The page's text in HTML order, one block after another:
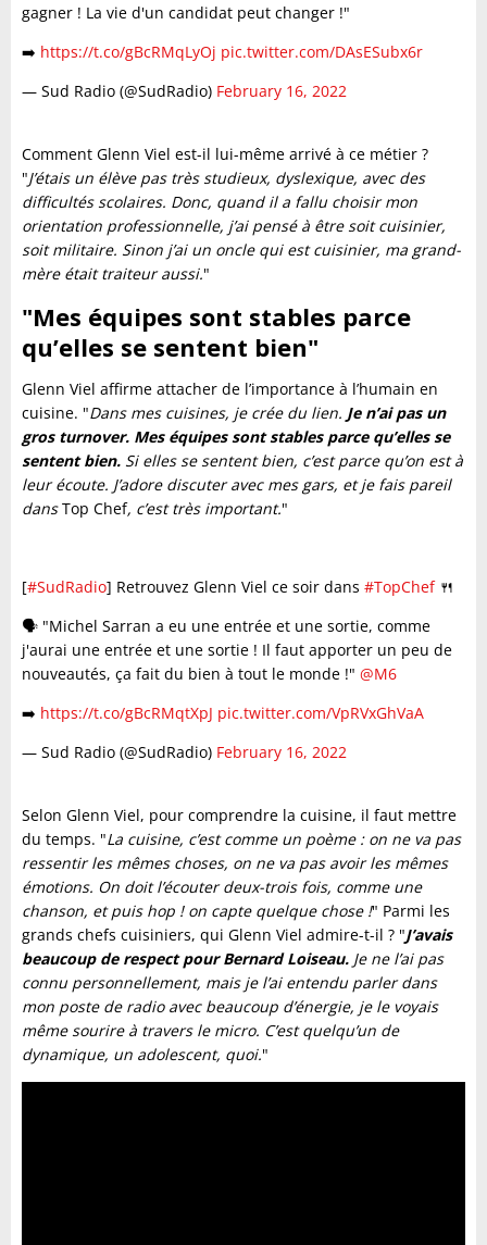
gagner ! La vie d'un candidat peut changer !"
➡️ https://t.co/gBcRMqLyOj pic.twitter.com/DAsESubx6r
— Sud Radio (@SudRadio) February 16, 2022
Comment Glenn Viel est-il lui-même arrivé à ce métier ?
"J’étais un élève pas très studieux, dyslexique, avec des
difficultés scolaires. Donc, quand il a fallu choisir mon
orientation professionnelle, j’ai pensé à être soit cuisinier,
soit militaire. Sinon j’ai un oncle qui est cuisinier, ma grand-
mère était traiteur aussi."
"Mes équipes sont stables parce
qu’elles se sentent bien"
Glenn Viel affirme attacher de l’importance à l’humain en
cuisine. "Dans mes cuisines, je crée du lien. Je n’ai pas un
gros turnover. Mes équipes sont stables parce qu’elles se
sentent bien. Si elles se sentent bien, c’est parce qu’on est à
leur écoute. J’adore discuter avec mes gars, et je fais pareil
dansTop Chef, c’est très important."
[#SudRadio] Retrouvez Glenn Viel ce soir dans #TopChef🍴
🗣️ "Michel Sarran a eu une entrée et une sortie, comme
j'aurai une entrée et une sortie ! Il faut apporter un peu de
nouveautés, ça fait du bien à tout le monde !" @M6
➡️ https://t.co/gBcRMqtXpJ pic.twitter.com/VpRVxGhVaA
— Sud Radio (@SudRadio) February 16, 2022
Selon Glenn Viel, pour comprendre la cuisine, il faut mettre
du temps. "La cuisine, c’est comme un poème : on ne va pas
ressentir les mêmes choses, on ne va pas avoir les mêmes
émotions. On doit l’écouter deux-trois fois, comme une
chanson, et puis hop ! on capte quelque chose !" Parmi les
grands chefs cuisiniers, qui Glenn Viel admire-t-il ? "J’avais
beaucoup de respect pour Bernard Loiseau. Je ne l’ai pas
connu personnellement, mais je l’ai entendu parler dans
mon poste de radio avec beaucoup d’énergie, je le voyais
même sourire à travers le micro. C’est quelqu’un de
dynamique, un adolescent, quoi."